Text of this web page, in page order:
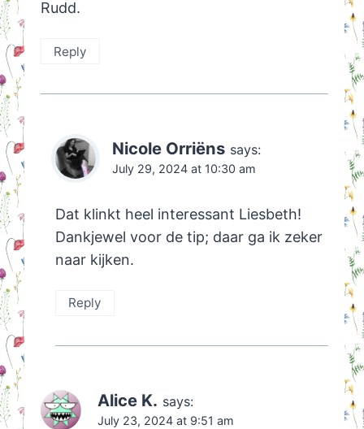
Rudd.
Reply
Nicole Orriëns says:
July 29, 2024 at 10:30 am
Dat klinkt heel interessant Liesbeth!
Dankjewel voor de tip; daar ga ik zeker
naar kijken.
Reply
Alice K. says:
July 23, 2024 at 9:51 am